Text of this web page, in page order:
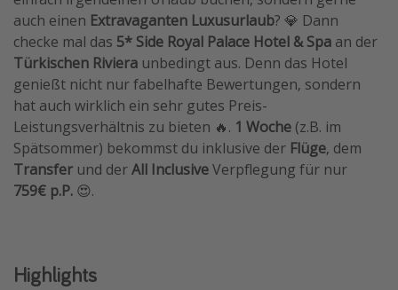
Rundreisen in Thailand
Bahnreisen in der Schweiz
Reisepassfreie Reiseziele
Travel Know How
Silvesterreisen
Last Minute Urlaub Mallorca
Last Minute Urlaub Deutschland
auch einen Extravaganten Luxusurlaub? 💎 Dann
checke mal das 5* Side Royal Palace Hotel & Spa an der
Türkischen Riviera unbedingt aus. Denn das Hotel
genießt nicht nur fabelhafte Bewertungen, sondern
hat auch wirklich ein sehr gutes Preis-
Leistungsverhältnis zu bieten 🔥. 1 Woche (z.B. im
Spätsommer) bekommst du inklusive der Flüge, dem
Transfer und derAll InclusiveVerpflegung für nur
759€ p.P. 😍.
Highlights